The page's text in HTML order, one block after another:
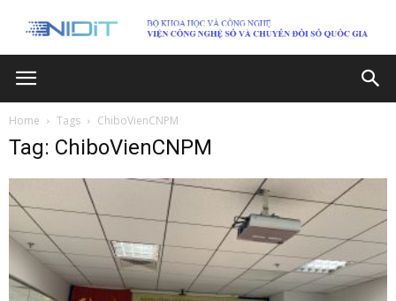
Home Tags ChiboVienCNPM
Tag: ChiboVienCNPM